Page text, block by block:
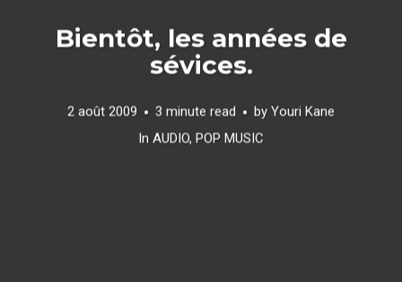
Bientôt, les années de
sévices.
2 août 2009 3 minute read by Youri Kane
In AUDIO, POP MUSIC